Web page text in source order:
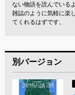
ない物語を読んでいる
雑誌のように気軽に楽
てくれるはずです。
別バージョン